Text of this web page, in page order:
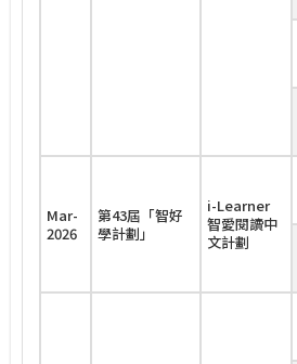
Mar-
2026
第43屆「智好
學計劃」
i-Learner
智愛閱讀中
文計劃